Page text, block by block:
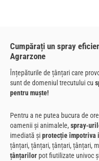
Cumpărați un spray
Agrarzone
Înțepăturile de țânțari care
sunt de domeniul trecutului cu
pentru muște!
Pentru a ne putea bucura de
oamenii și animalele, spray-
imediată șiprotecție împotriva
țânțari, țânțari, țânțari, țânțari,
țânțarilor pot fiutilizate univoc